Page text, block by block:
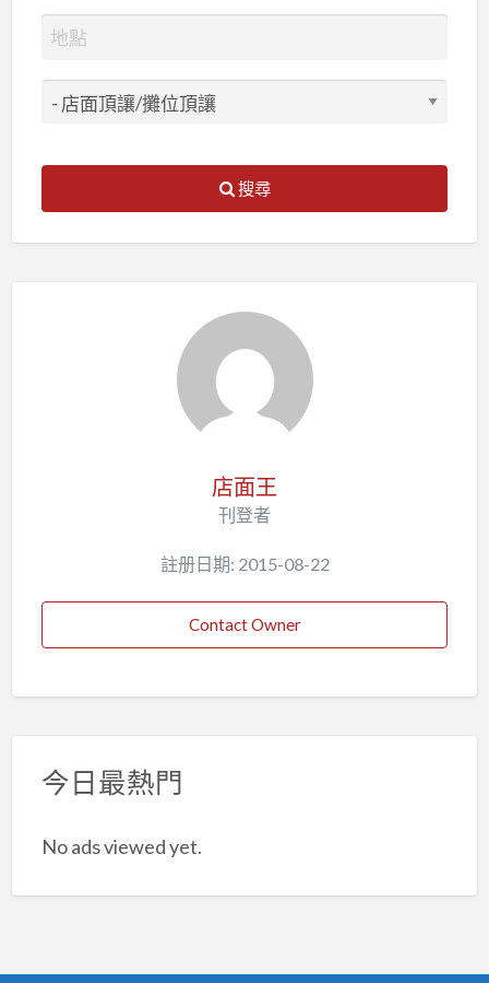
搜尋
店面王
刊登者
註册日期: 2015-08-22
Contact Owner
今日最熱門
No ads viewed yet.